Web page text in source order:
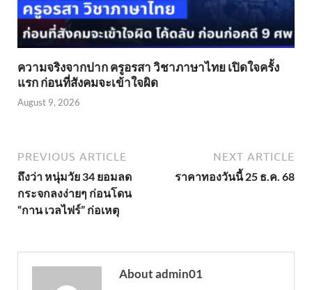
ความจริงจากปาก ครูอรสา วิชาภาษาไทย เปิดใจครั้ง
แรก ก่อนที่สังคมจะเข้าใจผิด
August 9, 2026
PREVIOUS ARTICLE
ถึงว่า หนุ่มวัย 34 ยอมลด
กระจกลงง่ายๆ ก่อนโดน
“กาน เวลไฟร์” ก่อเหตุ
NEXT ARTICLE
ราคาทองวันนี้ 25 ธ.ค. 68
About admin01